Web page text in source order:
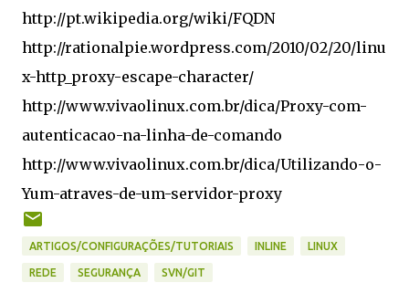
http://pt.wikipedia.org/wiki/FQDN
http://rationalpie.wordpress.com/2010/02/20/linu
x-http_proxy-escape-character/
http://www.vivaolinux.com.br/dica/Proxy-com-
autenticacao-na-linha-de-comando
http://www.vivaolinux.com.br/dica/Utilizando-o-
Yum-atraves-de-um-servidor-proxy
ARTIGOS/CONFIGURAÇÕES/TUTORIAIS INLINE LINUX
REDE SEGURANÇA SVN/GIT